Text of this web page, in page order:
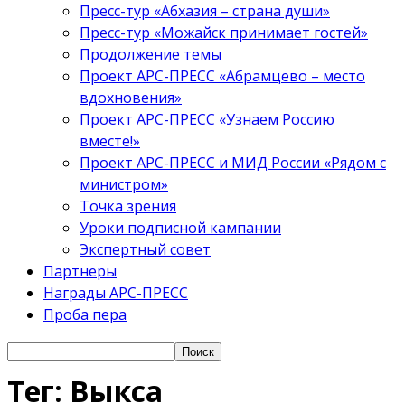
Пресс-тур «Абхазия – страна души»
Пресс-тур «Можайск принимает гостей»
Продолжение темы
Проект АРС-ПРЕСС «Абрамцево – место
вдохновения»
Проект АРС-ПРЕСС «Узнаем Россию
вместе!»
Проект АРС-ПРЕСС и МИД России «Рядом с
министром»
Точка зрения
Уроки подписной кампании
Экспертный совет
Партнеры
Награды АРС-ПРЕСС
Проба пера
Тег: Выкса